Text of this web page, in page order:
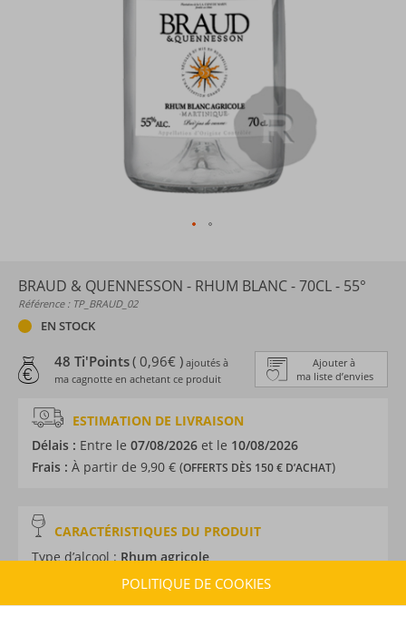
BRAUD & QUENNESSON - RHUM BLANC - 70CL - 55°
Référence : TP_BRAUD_02
EN STOCK
Ajouter à
ma liste d’envies
48 Ti'Points( 0,96€ ) ajoutés à
ma cagnotte en achetant ce produit
ESTIMATION DE LIVRAISON
Délais : Entre le 07/08/2026 et le 10/08/2026
Frais : À partir de 9,90 € (OFFERTS DÈS 150 € D’ACHAT)
CARACTÉRISTIQUES DU PRODUIT
Type d’alcool :Rhum agricole
Martinique
POLITIQUE DE COOKIES